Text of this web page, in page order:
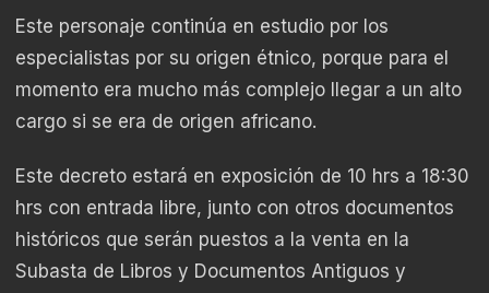
Este personaje continúa en estudio por los
especialistas por su origen étnico, porque para el
momento era mucho más complejo llegar a un alto
cargo si se era de origen africano.
Este decreto estará en exposición de 10 hrs a 18:30
hrs con entrada libre, junto con otros documentos
históricos que serán puestos a la venta en la
Subasta de Libros y Documentos Antiguos y